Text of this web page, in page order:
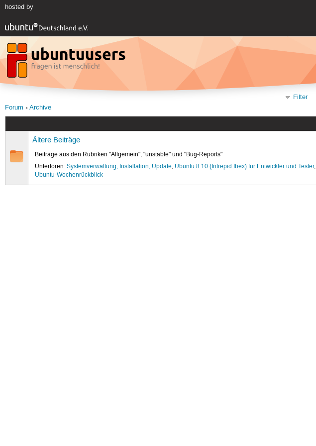
hosted by
Filter
Forum
Archive
Ältere Beiträge
Beiträge aus den Rubriken "Allgemein", "unstable" und "Bug-Reports"
Unterforen: Systemverwaltung, Installation, Update, Ubuntu 8.10 (Intrepid Ibex) für Entwickler und Tester,
Ubuntu-Wochenrückblick